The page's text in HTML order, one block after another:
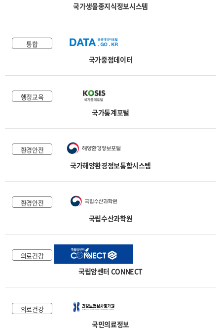
국가생물종지식정보시스템
통합
국가중점데이터
행정교육
국가통계포털
환경안전
국가해양환경정보통합시스템
환경안전
국립수산과학원
의료건강
국립암센터 CONNECT
의료건강
국민의료정보